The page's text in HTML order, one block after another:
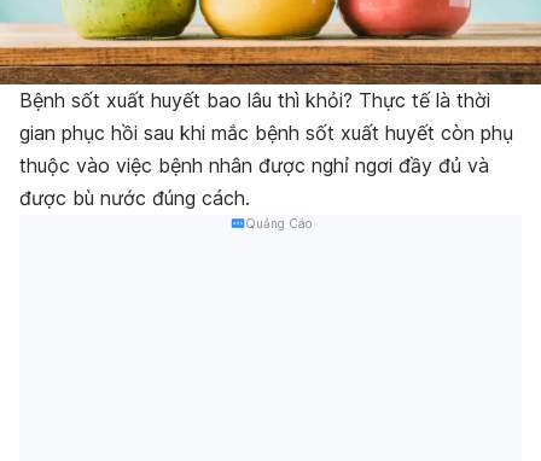
Bệnh sốt xuất huyết bao lâu thì khỏi? Thực tế là thời
gian phục hồi sau khi mắc bệnh sốt xuất huyết còn phụ
thuộc vào việc bệnh nhân được nghỉ ngơi đầy đủ và
được bù nước đúng cách.
Quảng Cáo